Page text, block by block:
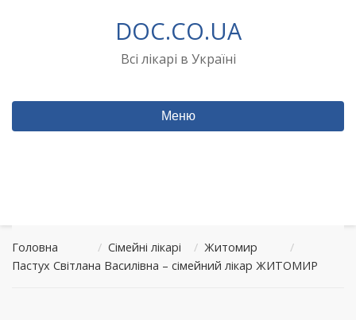
DOC.CO.UA
Всі лікарі в Україні
Меню
Головна / Сімейні лікарі / Житомир
/
Пастух Світлана Василівна – сімейний лікар ЖИТОМИР